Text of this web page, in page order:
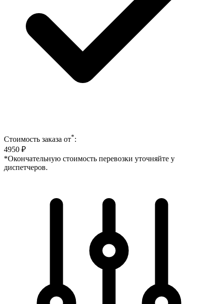
Стоимость заказа от*:
4950 ₽
*Окончательную стоимость перевозки уточняйте у
диспетчеров.